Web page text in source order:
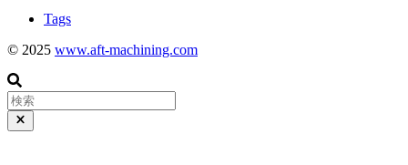
Tags
© 2025 www.aft-machining.com